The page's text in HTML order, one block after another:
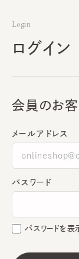
Login
ログイン
会員のお
メールアドレス
パスワード
パスワードを表